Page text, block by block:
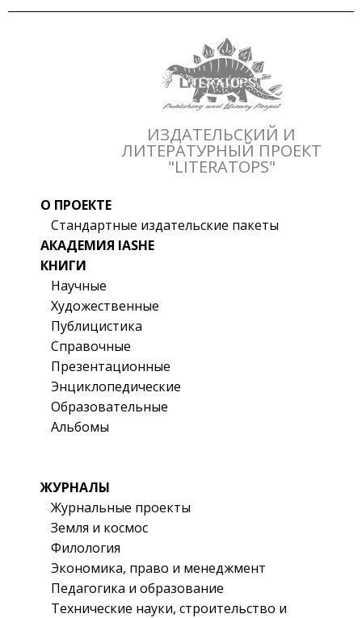
ИЗДАТЕЛЬСКИЙ И
ЛИТЕРАТУРНЫЙ ПРОЕКТ
"LITERATOPS"
О ПРОЕКТЕ
Стандартные издательские пакеты
АКАДЕМИЯ IASHE
КНИГИ
Научные
Художественные
Публицистика
Справочные
Презентационные
Энциклопедические
Образовательные
Альбомы
ЖУРНАЛЫ
Журнальные проекты
Земля и космос
Филология
Экономика, право и менеджмент
Педагогика и образование
Технические науки, строительство и